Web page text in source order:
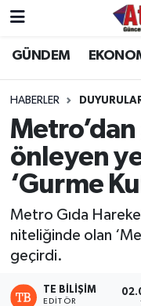
GÜNDEM
HABERLER
Metro’dan
önleyen
‘Gurme
Metro Gıda
niteliğinde olan
geçirdi.
TE BILIŞIM
EDITÖR
Hava Durumu
Trafik Durumu
Süper Lig Puan
Tüm Manşetler
Son Dakika
Haber Arşivi